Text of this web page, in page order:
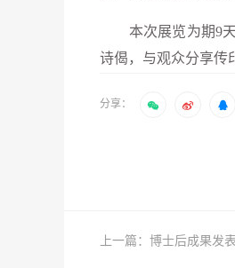
本次展览为期9天
诗偈，与观众分享传
分享：
上一篇：博士后成果发